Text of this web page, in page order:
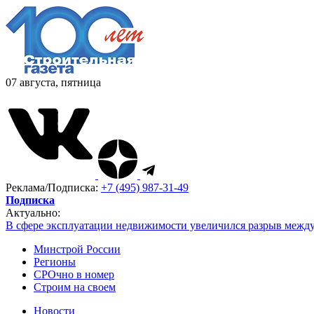
07 августа, пятница
Реклама/Подписка: +7 (495) 987-31-49
Подписка
Актуально:
В сфере эксплуатации недвижимости увеличился разрыв
Минстрой России
Регионы
СРОчно в номер
Строим на своем
Новости